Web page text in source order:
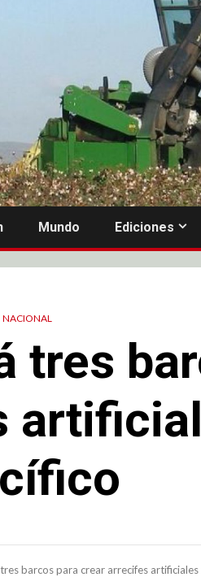
Mundo Ediciones
NACIONAL
tres
barcos para crear arrecifes artificiales